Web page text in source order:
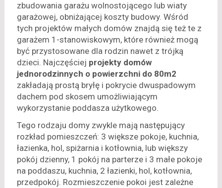
zbudowania garażu wolnostojącego lub wiaty
garażowej, obniżającej koszty budowy. Wśród
tych projektów małych domów znajdą się też te z
garażem 1-stanowiskowym, które również mogą
być przystosowane dla rodzin nawet z trójką
dzieci. Najczęściej projekty domów
jednorodzinnych o powierzchni do 80m2
zakładają prostą bryłę i pokrycie dwuspadowym
dachem pod skosem umożliwiającym
wykorzystanie poddasza użytkowego.
Tego rodzaju domy zwykle mają następujący
rozkład pomieszczeń: 3 większe pokoje, kuchnia,
łazienka, hol, spiżarnia i kotłownia, lub większy
pokój dzienny, 1 pokój na parterze i 3 małe pokoje
na poddaszu, kuchnia, 2 łazienki, hol, kotłownia,
przedpokój. Rozmieszczenie pokoi jest zależne